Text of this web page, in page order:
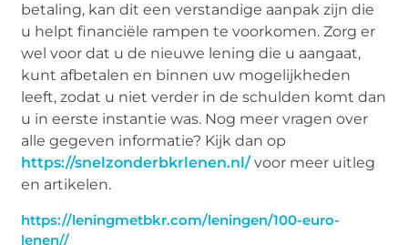
betaling, kan dit een verstandige aanpak zijn die
u helpt financiële rampen te voorkomen. Zorg er
wel voor dat u de nieuwe lening die u aangaat,
kunt afbetalen en binnen uw mogelijkheden
leeft, zodat u niet verder in de schulden komt dan
u in eerste instantie was. Nog meer vragen over
alle gegeven informatie? Kijk dan op
https://snelzonderbkrlenen.nl/ voor meer uitleg
en artikelen.
https://leningmetbkr.com/leningen/100-euro-
lenen//